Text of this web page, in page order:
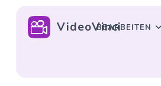
VideoVinciBEARBEITEN